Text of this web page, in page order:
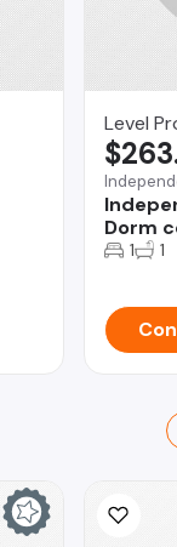
Level
Dorm
1 1